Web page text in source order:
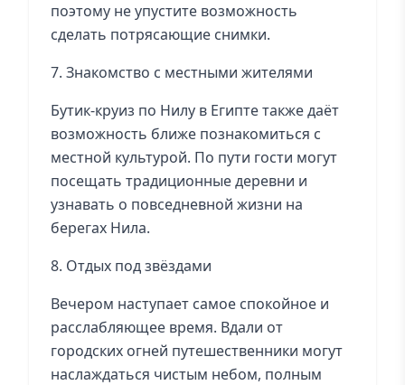
поэтому не упустите возможность
сделать потрясающие снимки.
7. Знакомство с местными жителями
Бутик-круиз по Нилу в Египте также даёт
возможность ближе познакомиться с
местной культурой. По пути гости могут
посещать традиционные деревни и
узнавать о повседневной жизни на
берегах Нила.
8. Отдых под звёздами
Вечером наступает самое спокойное и
расслабляющее время. Вдали от
городских огней путешественники могут
наслаждаться чистым небом, полным